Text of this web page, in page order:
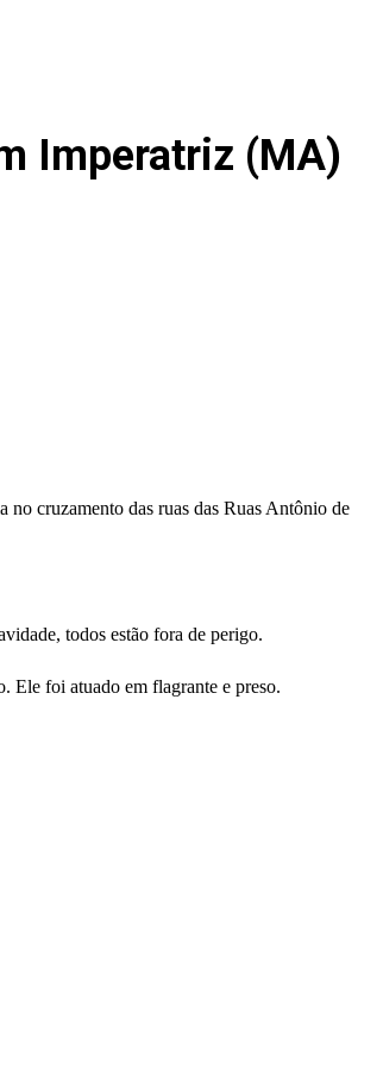
Imperatriz (MA)
cruzamento das ruas das Ruas Antônio de
todos estão fora de perigo.
Ele foi atuado em flagrante e preso.